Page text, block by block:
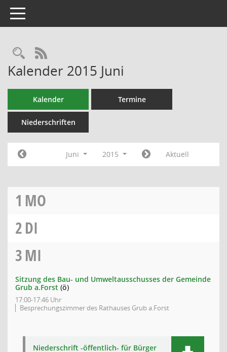
Toggle navigation
RSS-Feed
Kalender 2015 Juni
Kalender Termine
Niederschriften
Juni 2015 Aktuell
1 MO
2DI
3MI
Sitzung des Bau- und Umweltausschusses der Gemeinde
Grub a.Forst (ö)
17:00-17:46 Uhr
Besprechungszimmer des Rathauses Grub a.Forst
Niederschrift -öffentlich- für Bürger